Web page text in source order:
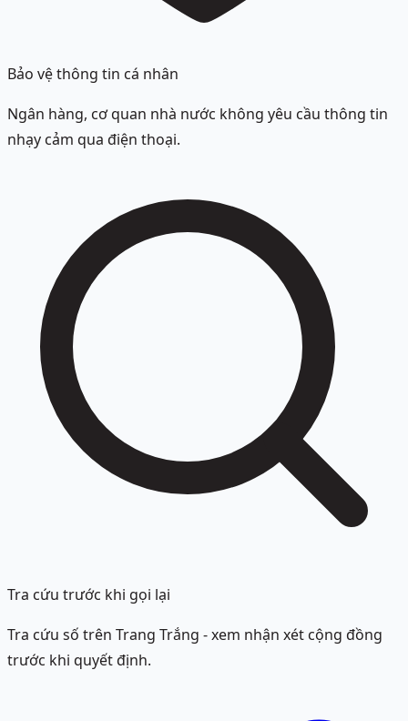
Bảo vệ thông tin cá nhân
Ngân hàng, cơ quan nhà nước không yêu cầu thông tin
nhạy cảm qua điện thoại.
Tra cứu trước khi gọi lại
Tra cứu số trên Trang Trắng - xem nhận xét cộng đồng
trước khi quyết định.